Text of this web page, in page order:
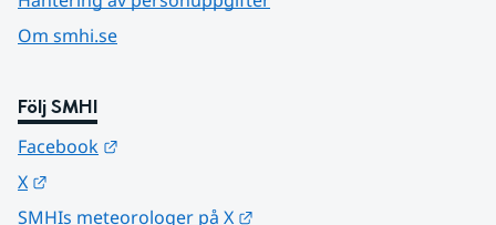
Om smhi.se
Följ SMHI
Facebook
X
SMHIs meteorologer på X